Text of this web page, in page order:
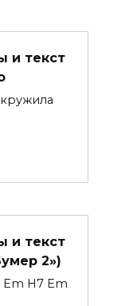
и текст
и текст
2»)
Em H7 Em